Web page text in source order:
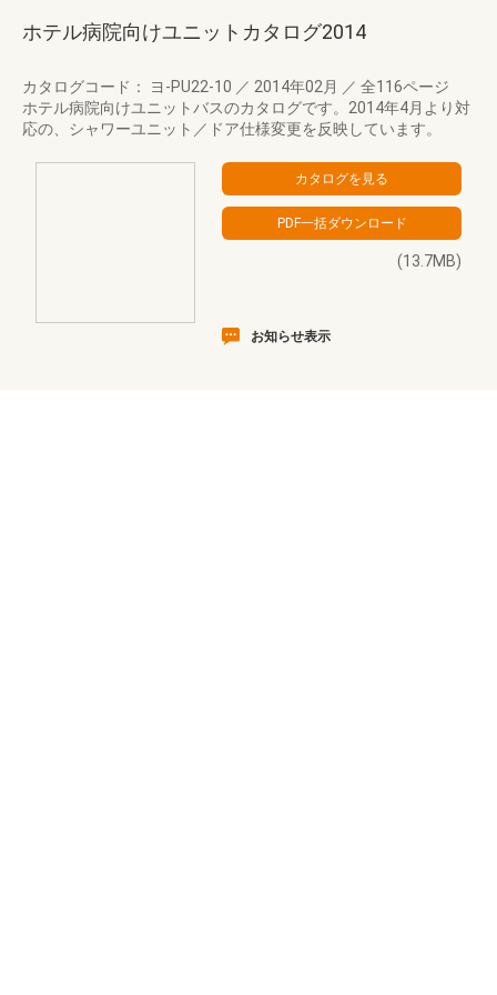
ホテル病院向けユニットカタログ2014
カタログコード： ヨ-PU22-10 ／ 2014年02月 ／ 全116ページ
ホテル病院向けユニットバスのカタログです。2014年4月より対
応の、シャワーユニット／ドア仕様変更を反映しています。
(13.7MB)
お知らせ表示